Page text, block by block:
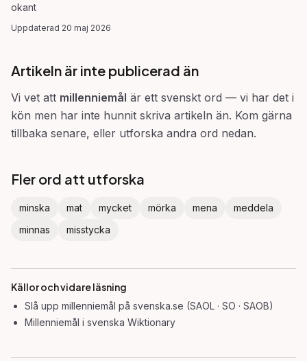
okant
Uppdaterad 20 maj 2026
Artikeln är inte publicerad än
Vi vet att millenniemål är ett svenskt ord — vi har det i
kön men har inte hunnit skriva artikeln än. Kom gärna
tillbaka senare, eller utforska andra ord nedan.
Fler ord att utforska
minska mat mycket mörka mena
meddela
minnas
misstycka
Källor och vidare läsning
Slå upp millenniemål på svenska.se (SAOL · SO · SAOB)
Millenniemål i svenska Wiktionary